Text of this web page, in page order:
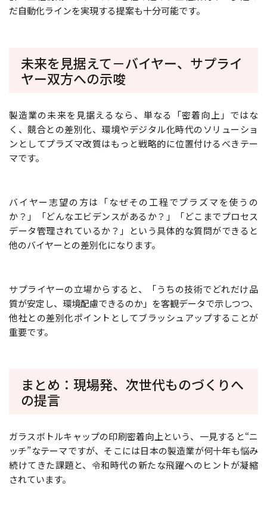
だ自動化ラインを実現する提案も十分可能です。
未来を見据えて－バイヤー、サプライ
ヤー双方への示唆
製造業の未来を見据えるなら、単なる「密着向上」ではな
く、競合との差別化、環境やデジタル化時代のソリューショ
ンとしてプラズマ改質はもっと戦略的に位置付けるべきテー
マです。
バイヤー志望の方は「なぜその工程でプラズマを使うの
か？」「どんなエビデンスがあるか？」「どこまでプロセス
データ管理されているか？」という具体的な質問ができると
他のバイヤーとの差別化になります。
サプライヤーの立場からすると、「うちの技術でどれだけ品
質が安定し、環境配慮できるのか」を客観データで示しつつ、
他社との差別化ポイントとしてブラッシュアップすることが
重要です。
まとめ：現場発、次世代ものづくりへ
の提言
ガラスボトルキャップの印刷密着向上という、一見すると“ニ
ッチ”なテーマですが、そこには日本の製造業が何十年も悩み
続けてきた課題と、令和時代の新たな飛躍へのヒントが凝縮
されています。